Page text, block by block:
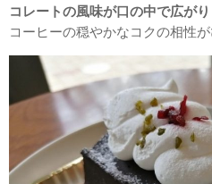
コレートの風味が口の中で広がり
コーヒーの穏やかなコクの相性が